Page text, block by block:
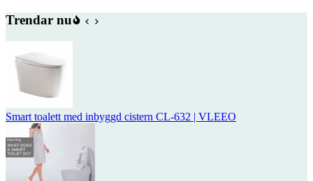
Trendar nu
Smart toalett med inbyggd cistern CL-632 | VLEEO